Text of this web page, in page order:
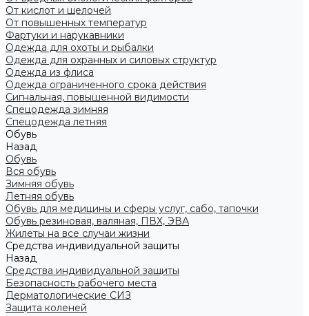
От кислот и щелочей
От повышенных температур
Фартуки и нарукавники
Одежда для охоты и рыбалки
Одежда для охранных и силовых структур
Одежда из флиса
Одежда ограниченного срока действия
Сигнальная, повышенной видимости
Спецодежда зимняя
Спецодежда летняя
Обувь
Назад
Обувь
Вся обувь
Зимняя обувь
Летняя обувь
Обувь для медицины и сферы услуг, сабо, тапочки
Обувь резиновая, валяная, ПВХ, ЭВА
Жилеты на все случаи жизни
Средства индивидуальной защиты
Назад
Средства индивидуальной защиты
Безопасность рабочего места
Дерматологические СИЗ
Защита коленей